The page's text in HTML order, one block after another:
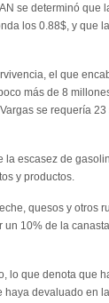
se determinó que
los 0.88$, y que
el que
más de 8
se requería
la escasez de
y productos.
quesos y otros
10% de la
lo que denota que
haya devaluado en